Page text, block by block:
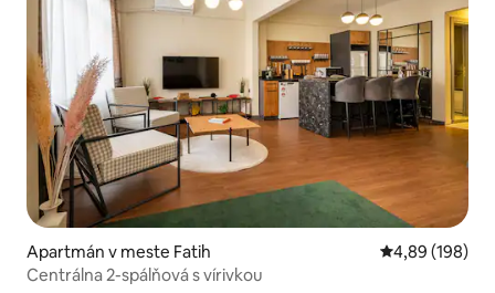
Apartmán v meste Fatih Priemerné
4,89 (198)
Centrálna 2-spálňová s vírivkou